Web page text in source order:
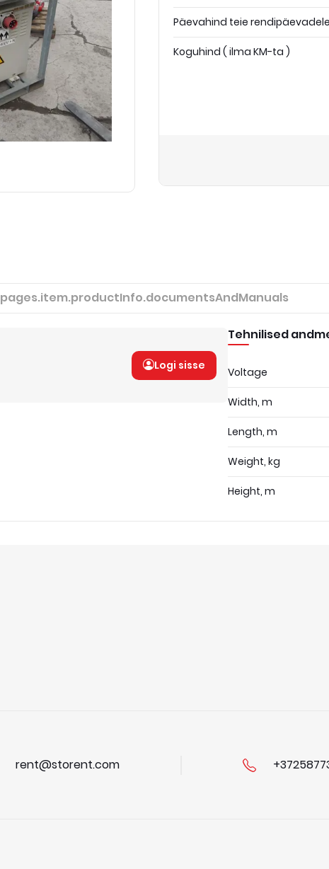
Päevahind teie rendipäevadele
Koguhind ( ilma KM-ta )
pages.item.productInfo.documentsAndManuals
Logi sisse
Tehnilised
Voltage
Width, m
Length, m
Weight, kg
Height, m
rent@storent.com